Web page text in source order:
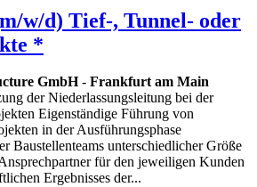
w/d) Tief-, Tunnel- oder
*
GmbH- Frankfurt am Main
der Niederlassungsleitung bei der
Eigenständige Führung von
in der Ausführungsphase
Baustellenteams unterschiedlicher Größe
für den jeweiligen Kunden
Ergebnisses der...